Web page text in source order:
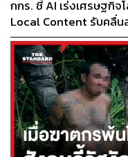
กกร. ชี้ AI เร่งเศรษฐกิจ
Local Content รับคลื่น